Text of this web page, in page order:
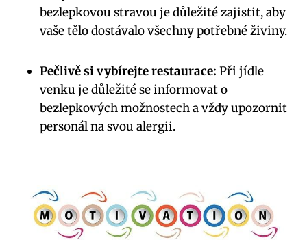
bezlepkovou stravou je důležité zajistit, aby
vaše tělo dostávalo všechny potřebné živiny.
Pečlivě si vybírejte restaurace: Při jídle
venku je důležité se informovat o
bezlepkových možnostech a vždy upozornit
personál na svou alergii.